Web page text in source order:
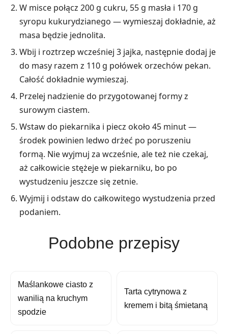
W misce połącz 200 g cukru, 55 g masła i 170 g
syropu kukurydzianego — wymieszaj dokładnie, aż
masa będzie jednolita.
Wbij i roztrzep wcześniej 3 jajka, następnie dodaj je
do masy razem z 110 g połówek orzechów pekan.
Całość dokładnie wymieszaj.
Przelej nadzienie do przygotowanej formy z
surowym ciastem.
Wstaw do piekarnika i piecz około 45 minut —
środek powinien ledwo drżeć po poruszeniu
formą. Nie wyjmuj za wcześnie, ale też nie czekaj,
aż całkowicie stężeje w piekarniku, bo po
wystudzeniu jeszcze się zetnie.
Wyjmij i odstaw do całkowitego wystudzenia przed
podaniem.
Podobne przepisy
Maślankowe ciasto z
wanilią na kruchym
spodzie
Tarta cytrynowa z
kremem i bitą śmietaną